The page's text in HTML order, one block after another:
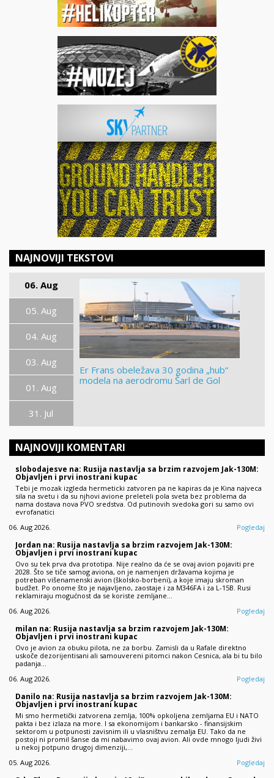
NAJNOVIJI TEKSTOVI
06. Aug
05. Aug
04. Aug
03. Aug
01. Aug
31. Jul
Er Frans obeležava 30 godina „hub“
modela na aerodromu Šarl de Gol
NAJNOVIJI KOMENTARI
slobodajesve na: Rusija nastavlja sa brzim razvojem Jak-130M:
Objavljen i prvi inostrani kupac
Tebi je mozak izgleda hermeticki zatvoren pa ne kapiras da je Kina najveca
sila na svetu i da su njhovi avione preleteli pola sveta bez problema da
nama dostava nova PVO sredstva. Od putinovih svedoka gori su samo ovi
evrofanatici
06. Aug 2026.
Pogledaj
Jordan na: Rusija nastavlja sa brzim razvojem Jak-130M:
Objavljen i prvi inostrani kupac
Ovo su tek prva dva prototipa. Nije realno da će se ovaj avion pojaviti pre
2028. Što se tiče samog aviona, on je namenjen državama kojima je
potreban višenamenski avion (školsko-borbeni), a koje imaju skroman
budžet. Po onome što je najavljeno, zaostaje i za M346FA i za L-15B. Rusi
reklamiraju mogućnost da se koriste zemljane…
06. Aug 2026.
Pogledaj
milan na: Rusija nastavlja sa brzim razvojem Jak-130M:
Objavljen i prvi inostrani kupac
Ovo je avion za obuku pilota, ne za borbu. Zamisli da u Rafale direktno
uskoče dezorijentisani ali samouvereni pitomci nakon Cesnica, ala bi tu bilo
padanja...
06. Aug 2026.
Pogledaj
Danilo na: Rusija nastavlja sa brzim razvojem Jak-130M:
Objavljen i prvi inostrani kupac
Mi smo hermetički zatvorena zemlja, 100% opkoljena zemljama EU i NATO
pakta i bez izlaza na more. I sa ekonomijom i bankarsko - finansijskim
sektorom u potpunosti zavisnim ili u vlasništvu zemalja EU. Tako da ne
postoji ni promil šanse da mi nabavimo ovaj avion. Ali ovde mnogo ljudi živi
u nekoj potpuno drugoj dimenziji,…
05. Aug 2026.
Pogledaj